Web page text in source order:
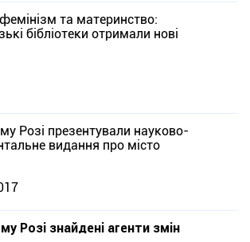
та материнство:
бібліотеки отримали нові
Розі презентували науково-
видання про місто
Розі знайдені агенти змін